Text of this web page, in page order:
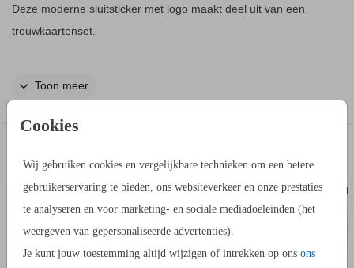
Cookies
Wij gebruiken cookies en vergelijkbare technieken om een betere
gebruikerservaring te bieden, ons websiteverkeer en onze prestaties
te analyseren en voor marketing- en sociale mediadoeleinden (het
weergeven van gepersonaliseerde advertenties).
Je kunt jouw toestemming altijd wijzigen of intrekken op ons ons
Deze moderne sluitsticker met logo maakt deel uit van een
trouwkaartenset.
trouwkaart.
Toon meer
BESTELLENEXTRA KAARTJE